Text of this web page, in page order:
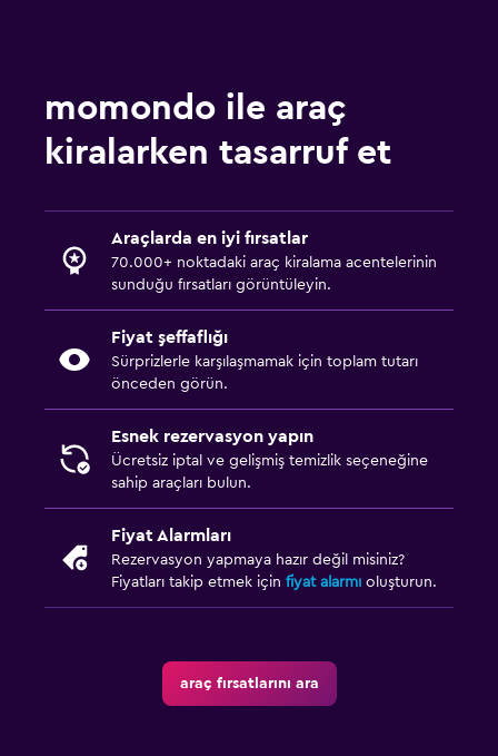
momondo ile araç
kiralarken tasarruf et
Araçlarda en iyi fırsatlar
70.000+ noktadaki araç kiralama acentelerinin
sunduğu fırsatları görüntüleyin.
Fiyat şeffaflığı
Sürprizlerle karşılaşmamak için toplam tutarı
önceden görün.
Esnek rezervasyon yapın
Ücretsiz iptal ve gelişmiş temizlik seçeneğine
sahip araçları bulun.
Fiyat Alarmları
Rezervasyon yapmaya hazır değil misiniz?
Fiyatları takip etmek için fiyat alarmı oluşturun.
araç fırsatlarını ara